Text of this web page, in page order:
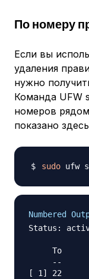
По номеру
Если вы
удаления
нужно
Команда UFW
номеров
показано
sudo
Numbered
Status:
To
--
[ 1] 22